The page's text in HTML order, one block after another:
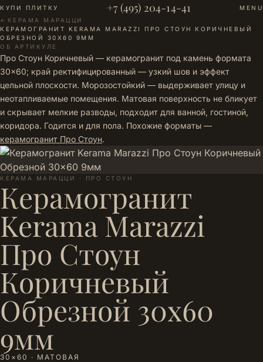
КУПИ ПЛИТКУ +7 (495) 204-14-41
MENU
← КЕРАМА МАРАЦЦИ ·
КЕРАМОГРАНИТ KERAMA MARAZZI ПРО СТОУН КОРИЧНЕВЫЙ
ОБРЕЗНОЙ 30X60 9ММ
ОБ АРТИКУЛЕ
Про Стоун Коричневый — керамогранит под камень формата
30×60; край ректифицированный — узкий шов и эффект
цельной плоскости. Морозостойкий — выдерживает улицу и
неотапливаемые помещения. Матовая поверхность не бликует
и скрывает мелкие разводы, подходит для ванной, гостиной,
коридора. Годится и для пола. Похожие форматы —
керамогранит Про Стоун.
КЕРАМА МАРАЦЦИ · ПРО СТОУН
Керамогранит
Kerama Marazzi
Про Стоун
Коричневый
Обрезной 30x60
9мм
30×60 · МАТОВАЯ